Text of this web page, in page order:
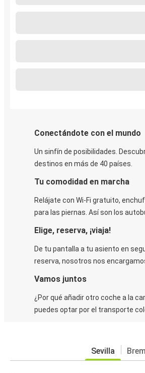
Conectándote con el mundo
Un sinfín de posibilidades.
destinos en más de 40 países.
Tu comodidad en marcha
Relájate con Wi-Fi gratuito,
para las piernas. Así son los
Elige, reserva, ¡viaja!
De tu pantalla a tu asiento en
reserva, nosotros nos
Vamos juntos
¿Por qué añadir otro coche a la
puedes optar por el transporte
Sevilla